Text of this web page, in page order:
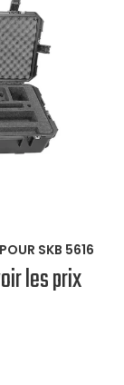
SKB 5616
les prix